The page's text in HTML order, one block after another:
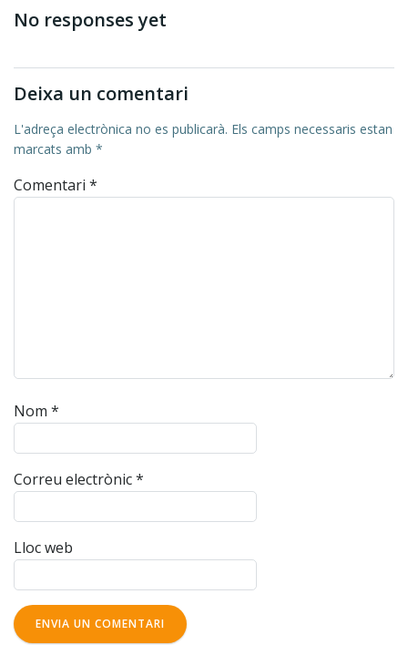
No responses yet
Deixa un comentari
L'adreça electrònica no es publicarà. Els camps necessaris estan
marcats amb *
Comentari *
Nom *
Correu electrònic*
Lloc web